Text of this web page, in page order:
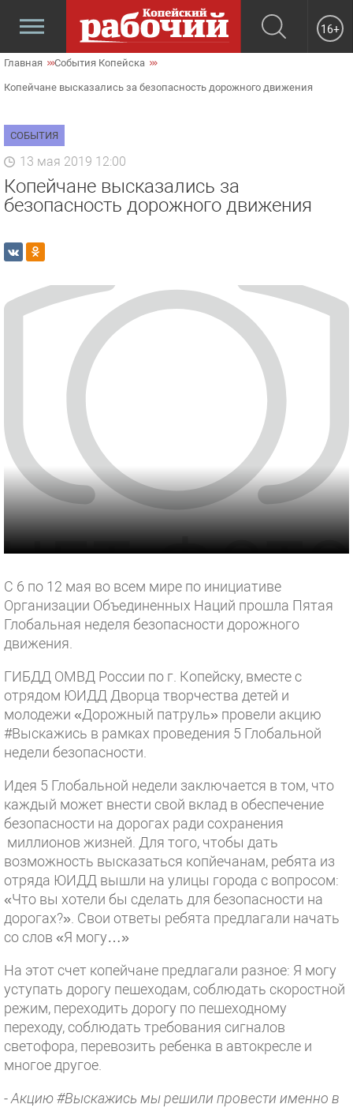
16+
Главная События Копейска
Копейчане высказались за безопасность дорожного движения
СОБЫТИЯ
13 мая 2019 12:00
Копейчане высказались за
безопасность дорожного движения
С 6 по 12 мая во всем мире по инициативе
Организации Объединенных Наций прошла Пятая
Глобальная неделя безопасности дорожного
движения.
ГИБДД ОМВД России по г. Копейску, вместе с
отрядом ЮИДД Дворца творчества детей и
молодежи «Дорожный патруль» провели акцию
#Выскажись в рамках проведения 5 Глобальной
недели безопасности.
Идея 5 Глобальной недели заключается в том, что
каждый может внести свой вклад в обеспечение
безопасности на дорогах ради сохранения
миллионов жизней. Для того, чтобы дать
возможность высказаться копйечанам, ребята из
отряда ЮИДД вышли на улицы города с вопросом:
«Что вы хотели бы сделать для безопасности на
дорогах?». Свои ответы ребята предлагали начать
со слов «Я могу…»
На этот счет копейчане предлагали разное: Я могу
уступать дорогу пешеходам, соблюдать скоростной
режим, переходить дорогу по пешеходному
переходу, соблюдать требования сигналов
светофора, перевозить ребенка в автокресле и
многое другое.
-Акцию #Выскажись мы решили провести именно в